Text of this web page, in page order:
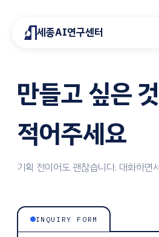
세종AI연구센터
만들고 싶은
적어주세요
기획 전이어도 괜찮습니다. 대화하면
INQUIRY FORM